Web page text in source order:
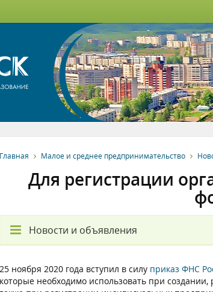
Главная Малое и среднее предпринимательство
Для регистрации
Новости и объявления
25 ноября 2020 года вступил в силу приказ ФНС
которые необходимо использовать при